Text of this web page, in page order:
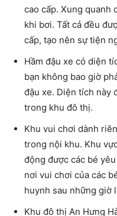
cao cấp. Xung quanh
khi bơi. Tất cả đều
cấp, tạo nên sự tiện
Hầm đậu xe có diện
bạn không bao giờ
đậu xe. Diện tích này
trong khu đô thị.
Khu vui chơi dành
trong nội khu. Khu
động được các bé
nơi vui chơi của các
huynh sau những giờ
Khu đô thị An Hưng